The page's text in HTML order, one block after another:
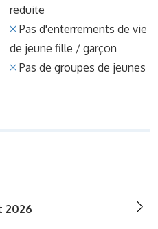
reduite
de jeune fille / garçon
Pas de groupes de jeunes
2026